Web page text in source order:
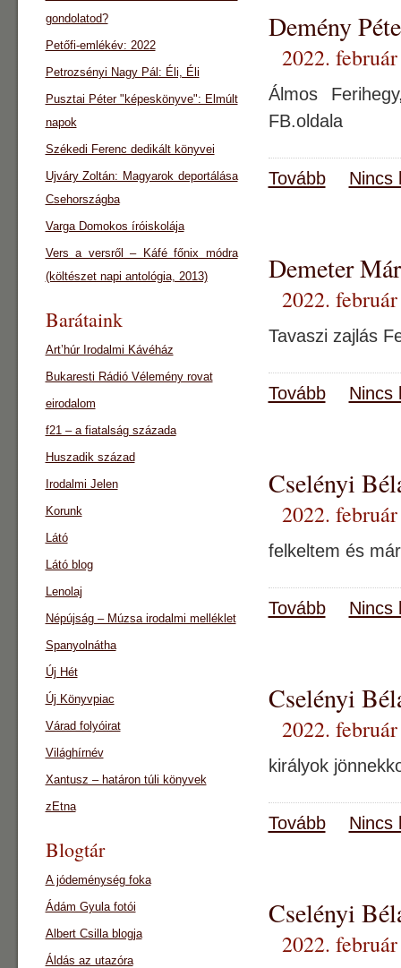
Demény
2022.
Álmos
FB.oldala
Tovább Nincs
Demeter
2022.
Tavaszi zajlás
Tovább Nincs
Cselényi
2022.
felkeltem és
Tovább Nincs
Cselényi
2022.
királyok
Tovább Nincs
Cselényi
2022.
gondolatod?
Petőfi-emlékév: 2022
Petrozsényi Nagy Pál: Éli, Éli
Pusztai Péter "képeskönyve": Elmúlt
napok
Székedi Ferenc dedikált könyvei
Ujváry Zoltán: Magyarok deportálása
Csehországba
Varga Domokos íróiskolája
Vers a versről – Káfé főnix módra
(költészet napi antológia, 2013)
Barátaink
Art’húr Irodalmi Kávéház
Bukaresti Rádió Vélemény rovat
eirodalom
f21 – a fiatalság százada
Huszadik század
Irodalmi Jelen
Korunk
Látó
Látó blog
Lenolaj
Népújság – Múzsa irodalmi melléklet
Spanyolnátha
Új Hét
Új Könyvpiac
Várad folyóirat
Világhírnév
Xantusz – határon túli könyvek
zEtna
Blogtár
A jódeménység foka
Ádám Gyula fotói
Albert Csilla blogja
Áldás az utazóra